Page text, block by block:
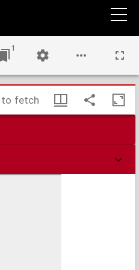
den Koning der Nederlanden, ten westen de
1
to fetch